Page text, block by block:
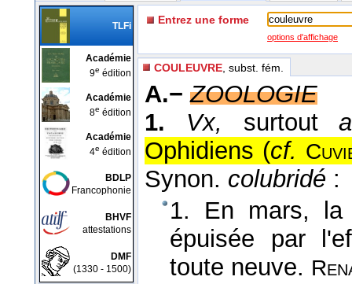
TLFi
Académie
9e édition
Académie
8e édition
Académie
4e édition
BDLP
Francophonie
BHVF
attestations
DMF
(1330 - 1500)
Entrez une forme
options d'affichage
COULEUVRE , subst. fém.
A.− ZOOLOGIE
1.
Vx, surtout
Ophidiens (cf.
Synon. colubridé :
1. En mars,
épuisée par
toute neuve.